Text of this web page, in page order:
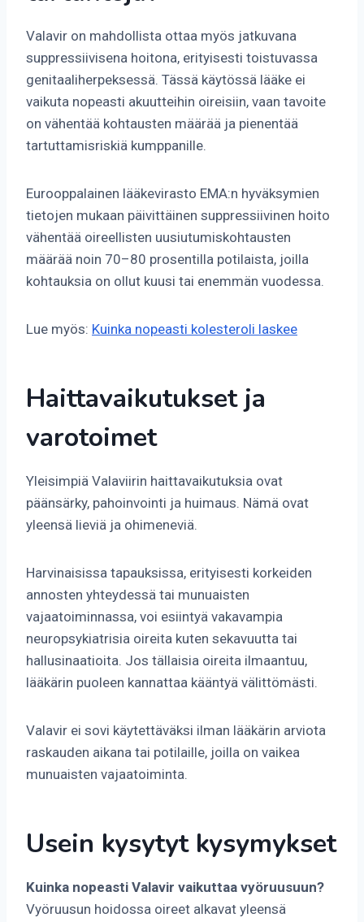
Valavir on mahdollista ottaa myös jatkuvana
suppressiivisena hoitona, erityisesti toistuvassa
genitaaliherpeksessä. Tässä käytössä lääke ei
vaikuta nopeasti akuutteihin oireisiin, vaan tavoite
on vähentää kohtausten määrää ja pienentää
tartuttamisriskiä kumppanille.
Eurooppalainen lääkevirasto EMA:n hyväksymien
tietojen mukaan päivittäinen suppressiivinen hoito
vähentää oireellisten uusiutumiskohtausten
määrää noin 70–80 prosentilla potilaista, joilla
kohtauksia on ollut kuusi tai enemmän vuodessa.
Lue myös: Kuinka nopeasti kolesteroli laskee
Haittavaikutukset ja
varotoimet
Yleisimpiä Valaviirin haittavaikutuksia ovat
päänsärky, pahoinvointi ja huimaus. Nämä ovat
yleensä lieviä ja ohimeneviä.
Harvinaisissa tapauksissa, erityisesti korkeiden
annosten yhteydessä tai munuaisten
vajaatoiminnassa, voi esiintyä vakavampia
neuropsykiatrisia oireita kuten sekavuutta tai
hallusinaatioita. Jos tällaisia oireita ilmaantuu,
lääkärin puoleen kannattaa kääntyä välittömästi.
Valavir ei sovi käytettäväksi ilman lääkärin arviota
raskauden aikana tai potilaille, joilla on vaikea
munuaisten vajaatoiminta.
Usein kysytyt kysymykset
Kuinka nopeasti Valavir vaikuttaa vyöruusuun?
Vyöruusun hoidossa oireet alkavat yleensä